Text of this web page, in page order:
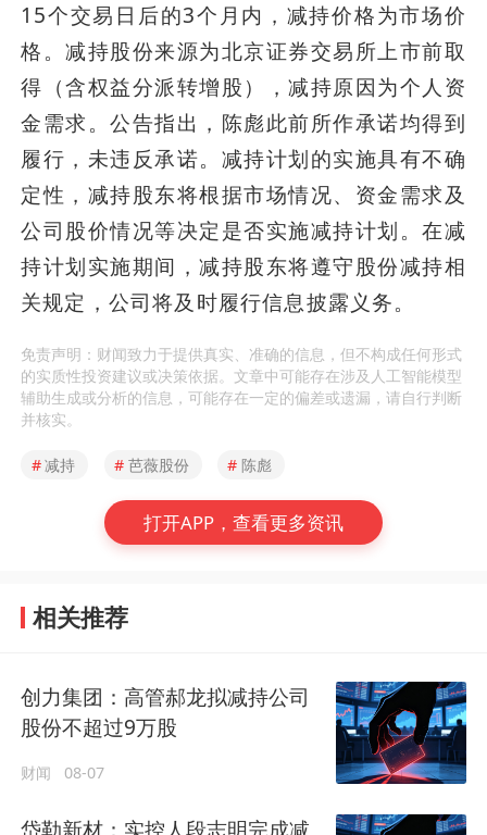
15个交易日后的3个月内，减持价格为市场价
格。减持股份来源为北京证券交易所上市前取
得（含权益分派转增股），减持原因为个人资
金需求。公告指出，陈彪此前所作承诺均得到
履行，未违反承诺。减持计划的实施具有不确
定性，减持股东将根据市场情况、资金需求及
公司股价情况等决定是否实施减持计划。在减
持计划实施期间，减持股东将遵守股份减持相
关规定，公司将及时履行信息披露义务。
免责声明：财闻致力于提供真实、准确的信息，但不构成任何形式
的实质性投资建议或决策依据。文章中可能存在涉及人工智能模型
辅助生成或分析的信息，可能存在一定的偏差或遗漏，请自行判断
并核实。
#减持 # 芭薇股份 # 陈彪
打开APP，查看更多资讯
相关推荐
创力集团：高管郝龙拟减持公司
股份不超过9万股
财闻 08-07